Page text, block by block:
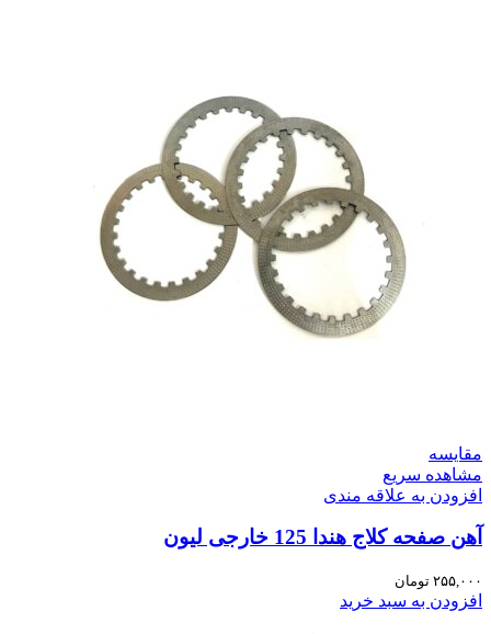
مقایسه
مشاهده سریع
افزودن به علاقه مندی
آهن صفحه کلاج هندا 125 خارجی لیون
۲۵۵,۰۰۰ تومان
افزودن به سبد خرید